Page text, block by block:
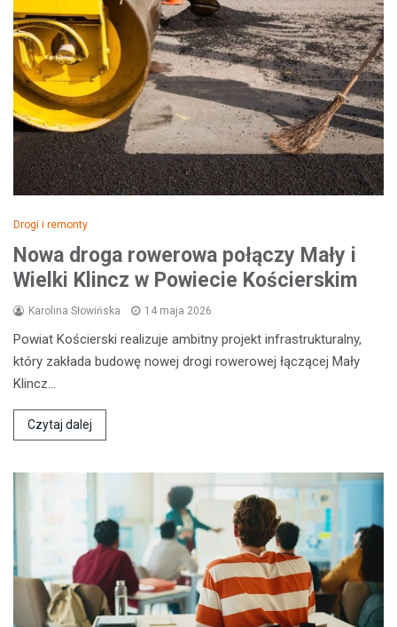
Drogi i remonty
Nowa droga rowerowa połączy Mały i
Wielki Klincz w Powiecie Kościerskim
Karolina Słowińska 14 maja 2026
Powiat Kościerski realizuje ambitny projekt infrastrukturalny,
który zakłada budowę nowej drogi rowerowej łączącej Mały
Klincz…
Czytaj dalej